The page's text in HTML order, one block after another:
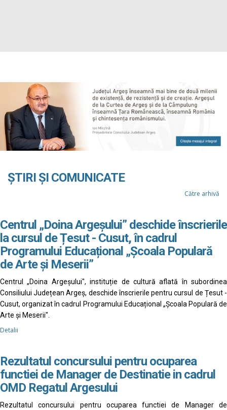
ȘTIRI ȘI COMUNICATE
Către arhivă
Centrul „Doina Argeșului” deschide înscrierile
la cursul de Țesut - Cusut, în cadrul
Programului Educațional „Școala Populară
de Arte și Meserii”
Centrul „Doina Argeșului", instituție de cultură aflată în subordinea
Consiliului Județean Argeș, deschide înscrierile pentru cursul de Țesut -
Cusut, organizat în cadrul Programului Educațional „Școala Populară de
Arte și Meserii".
Detalii
Rezultatul concursului pentru ocuparea
functiei de Manager de Destinatie in cadrul
OMD Regatul Argesului
Rezultatul concursului pentru ocuparea functiei de Manager de